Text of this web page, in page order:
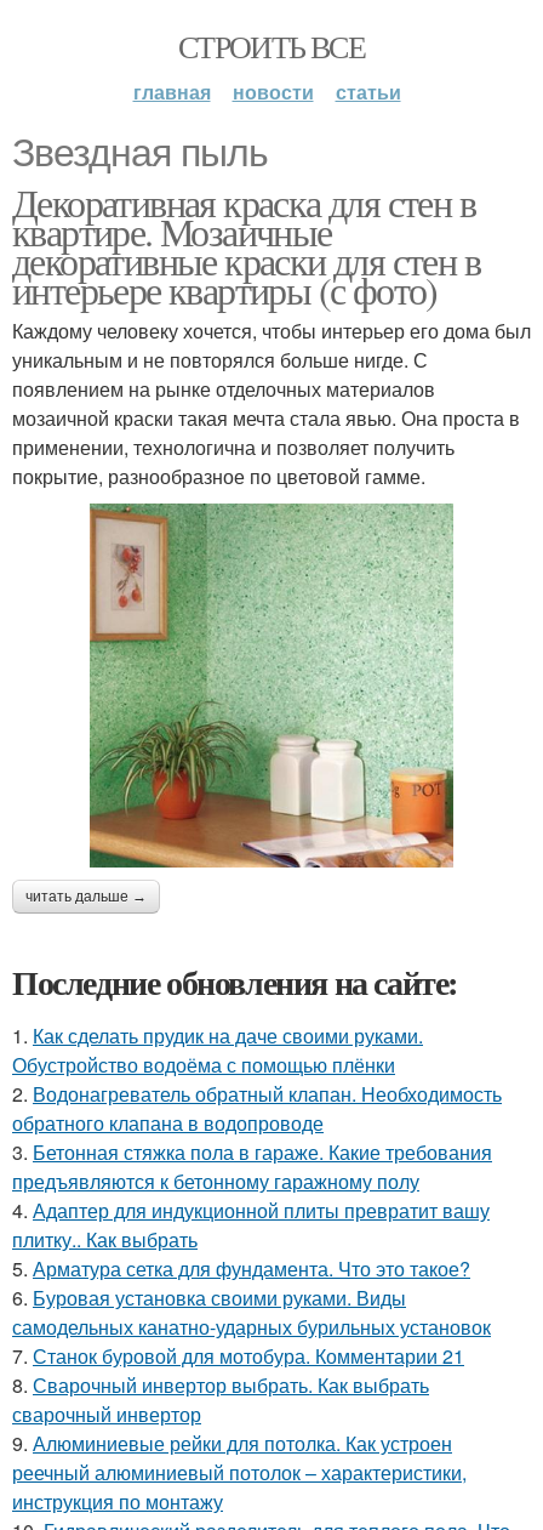
СТРОИТЬ ВСЕ
главная новости статьи
Звездная пыль
Декоративная краска для стен в
квартире. Мозаичные
декоративные краски для стен в
интерьере квартиры (с фото)
Каждому человеку хочется, чтобы интерьер его дома был
уникальным и не повторялся больше нигде. С
появлением на рынке отделочных материалов
мозаичной краски такая мечта стала явью. Она проста в
применении, технологична и позволяет получить
покрытие, разнообразное по цветовой гамме.
читать дальше →
Последние обновления на сайте:
1. Как сделать прудик на даче своими руками.
Обустройство водоёма с помощью плёнки
2. Водонагреватель обратный клапан. Необходимость
обратного клапана в водопроводе
3. Бетонная стяжка пола в гараже. Какие требования
предъявляются к бетонному гаражному полу
4. Адаптер для индукционной плиты превратит вашу
плитку.. Как выбрать
5. Арматура сетка для фундамента. Что это такое?
6. Буровая установка своими руками. Виды
самодельных канатно-ударных бурильных установок
7. Станок буровой для мотобура. Комментарии 21
8. Сварочный инвертор выбрать. Как выбрать
сварочный инвертор
9. Алюминиевые рейки для потолка. Как устроен
реечный алюминиевый потолок – характеристики,
инструкция по монтажу